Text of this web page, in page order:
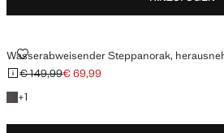
Wasserabweisender Steppanorak,
WASSERABWEISENDER
Ausgangspreis durchgestrichen [€ 149,99 ]
€ 149,99
Aktueller Preis [€ 69,99 ]
€ 69,99
+1
+ 1 Farbe